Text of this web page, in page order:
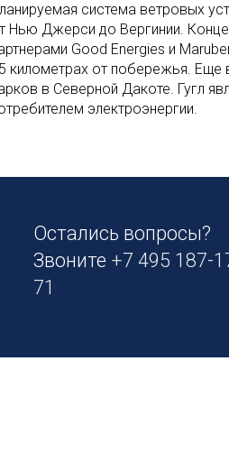
система ветровых
Нью Джерси до Вергинии.
Good Energies и
километрах от побережья. Еще
в Северной Дакоте. Гугл
электроэнергии.
Остались вопросы?
Звоните +7 495 187-
71